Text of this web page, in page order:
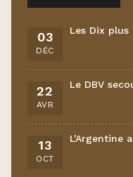
03
DÉC
Les Dix
22
AVR
Le DBV
13
OCT
L'Argentine